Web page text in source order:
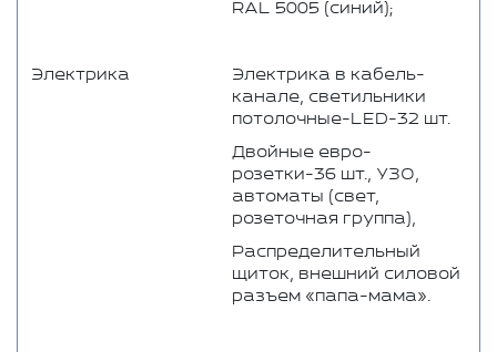
RAL 5005 (синий);
Электрика
Электрика в кабель-
канале, светильники
потолочные-LED-32 шт.
Двойные евро-
розетки-36 шт., УЗО,
автоматы (свет,
розеточная группа),
Распределительный
щиток, внешний силовой
разъем «папа-мама».